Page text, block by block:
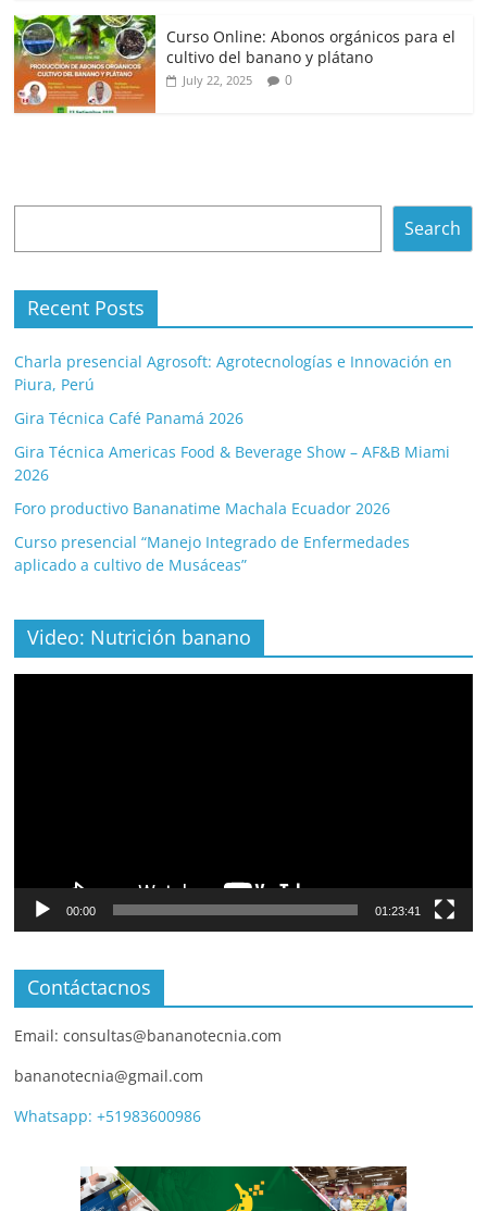
Curso Online: Abonos orgánicos para el
cultivo del banano y plátano
July 22, 2025 0
Search
Recent Posts
Charla presencial Agrosoft: Agrotecnologías e Innovación en
Piura, Perú
Gira Técnica Café Panamá 2026
Gira Técnica Americas Food & Beverage Show – AF&B Miami
2026
Foro productivo Bananatime Machala Ecuador 2026
Curso presencial “Manejo Integrado de Enfermedades
aplicado a cultivo de Musáceas”
Video: Nutrición banano
00:00 01:23:41
Contáctacnos
Email: consultas@bananotecnia.com
bananotecnia@gmail.com
Whatsapp: +51983600986